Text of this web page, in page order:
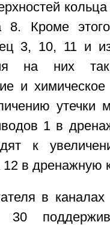
8. Кроме
3, 10, 11 и
на них
и химическое
утечки
1 в
к
12 в дренажную
в